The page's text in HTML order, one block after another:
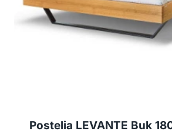
Postelia LEVANTE Buk